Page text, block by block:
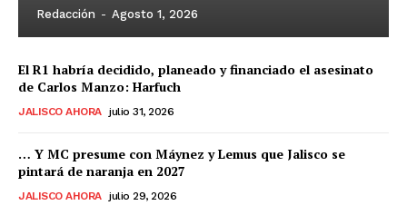
Redacción - Agosto 1, 2026
El R1 habría decidido, planeado y financiado el asesinato
de Carlos Manzo: Harfuch
JALISCO AHORA julio 31, 2026
… Y MC presume con Máynez y Lemus que Jalisco se
pintará de naranja en 2027
JALISCO AHORA julio 29, 2026